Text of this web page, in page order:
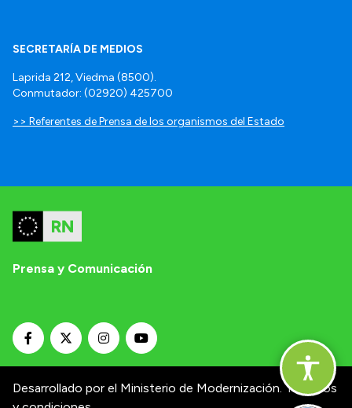
SECRETARÍA DE MEDIOS
Laprida 212, Viedma (8500).
Conmutador: (02920) 425700
>> Referentes de Prensa de los organismos del Estado
Prensa y Comunicación
Desarrollado por el Ministerio de Modernización. Términos